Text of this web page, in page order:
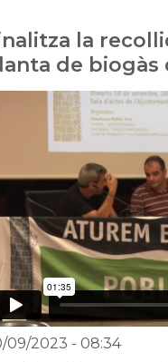
la
de biogàs
09/2023 - 08:34